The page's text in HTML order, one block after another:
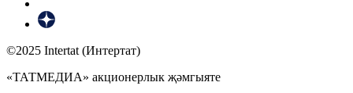
©2025 Intertat (Интертат)
«ТАТМЕДИА» акционерлык җәмгыяте